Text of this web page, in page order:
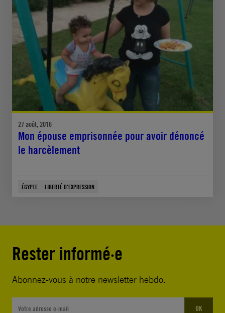
27 août, 2018
Mon épouse emprisonnée pour avoir dénoncé
le harcèlement
ÉGYPTE LIBERTÉ D'EXPRESSION
Rester informé·e
Abonnez-vous à notre newsletter hebdo.
OK